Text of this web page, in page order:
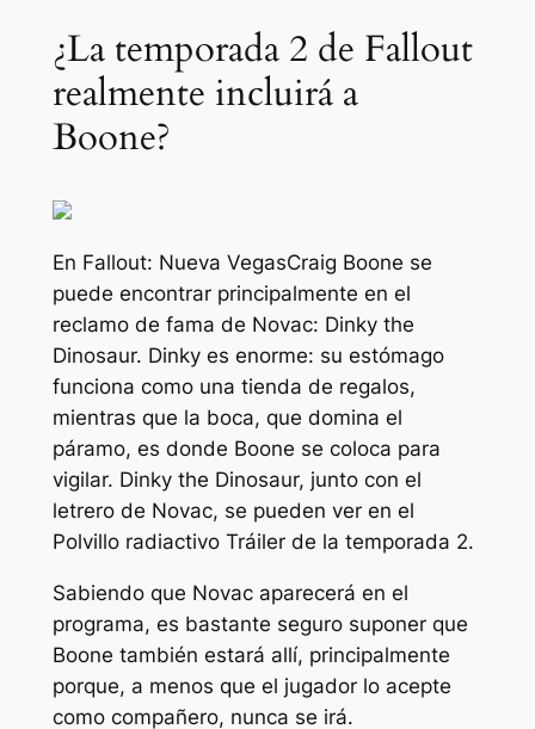
¿La temporada 2 de Fallout
realmente incluirá a
Boone?
En Fallout: Nueva VegasCraig Boone se
puede encontrar principalmente en el
reclamo de fama de Novac: Dinky the
Dinosaur. Dinky es enorme: su estómago
funciona como una tienda de regalos,
mientras que la boca, que domina el
páramo, es donde Boone se coloca para
vigilar. Dinky the Dinosaur, junto con el
letrero de Novac, se pueden ver en el
Polvillo radiactivo Tráiler de la temporada 2.
Sabiendo que Novac aparecerá en el
programa, es bastante seguro suponer que
Boone también estará allí, principalmente
porque, a menos que el jugador lo acepte
como compañero, nunca se irá.